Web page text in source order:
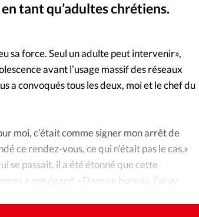
À propos
Mon compte
Changemement
tant qu’adultes chrétiens.
sa force. Seul un adulte peut intervenir»,
avant l’usage massif des réseaux
a convoqués tous les deux, moi et le chef du
moi, c’était comme signer mon arrêt de
ce rendez-vous, ce qui n’était pas le cas.»
se passait, il a été étonné que cette
à son égard. «Dans ce bureau, j’ai vu